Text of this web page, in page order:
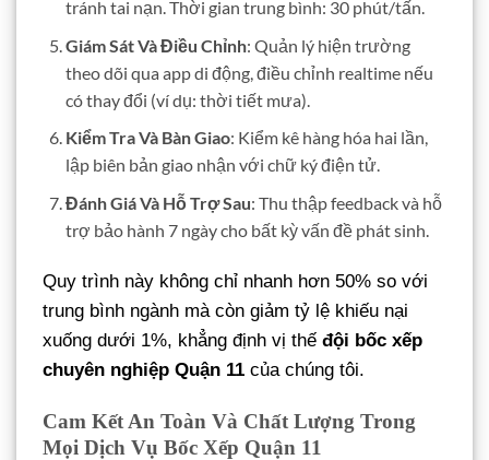
tránh tai nạn. Thời gian trung bình: 30 phút/tấn.
Giám Sát Và Điều Chỉnh: Quản lý hiện trường
theo dõi qua app di động, điều chỉnh realtime nếu
có thay đổi (ví dụ: thời tiết mưa).
Kiểm Tra Và Bàn Giao: Kiểm kê hàng hóa hai lần,
lập biên bản giao nhận với chữ ký điện tử.
Đánh Giá Và Hỗ Trợ Sau: Thu thập feedback và hỗ
trợ bảo hành 7 ngày cho bất kỳ vấn đề phát sinh.
Quy trình này không chỉ nhanh hơn 50% so với
trung bình ngành mà còn giảm tỷ lệ khiếu nại
xuống dưới 1%, khẳng định vị thế đội bốc xếp
chuyên nghiệp Quận 11 của chúng tôi.
Cam Kết An Toàn Và Chất Lượng Trong
Mọi Dịch Vụ Bốc Xếp Quận 11